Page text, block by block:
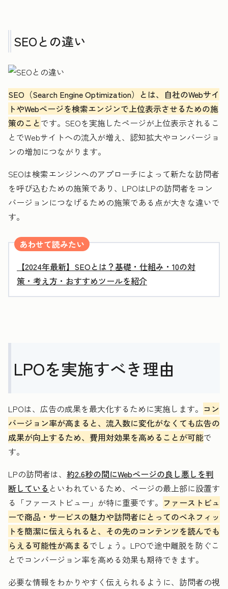
SEOとの違い
SEO（Search Engine Optimization）とは、自社のWebサイ
トやWebページを検索エンジンで上位表示させるための施
策のことです。SEOを実施したページが上位表示されるこ
とでWebサイトへの流入が増え、認知拡大やコンバージョ
ンの増加につながります。
SEOは検索エンジンへのアプローチによって新たな訪問者
を呼び込むための施策であり、LPOはLPの訪問者をコン
バージョンにつなげるための施策である点が大きな違いで
す。
あわせて読みたい
【2024年最新】SEOとは？基礎・仕組み・10の対
策・考え方・おすすめツールを紹介
LPOを実施すべき理由
LPOは、広告の成果を最大化するために実施します。 コン
バージョン率が高まると、流入数に変化がなくても広告の
成果が向上するため、費用対効果を高めることが可能で
す。
LPの訪問者は、 約2.6秒の間にWebページの良し悪しを判
断している といわれているため、ページの最上部に設置す
る「ファーストビュー」が特に重要です。 ファーストビュ
ーで商品・サービスの魅力や訪問者にとってのベネフィッ
トを簡潔に伝えられると、その先のコンテンツを読んでも
らえる可能性が高まるでしょう。LPOで途中離脱を防ぐこ
とでコンバージョン率を高める効果も期待できます。
必要な情報をわかりやすく伝えられるように、訪問者の視